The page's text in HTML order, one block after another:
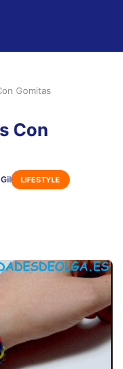
Gomitas
Con
LIFESTYLE